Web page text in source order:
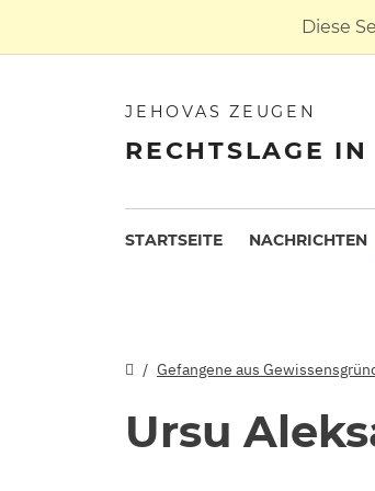
Diese
JEHOVAS ZEUGEN
RECHTSLAGE
STARTSEITE NACHRICHTEN
Gefangene aus
Ursu